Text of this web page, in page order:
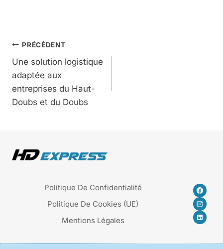
Navigation
de
l’article
PRÉCÉDENT
Une solution logistique
adaptée aux
entreprises du Haut-
Doubs et du Doubs
Politique De Confidentialité
Politique De Cookies (UE)
Mentions Légales